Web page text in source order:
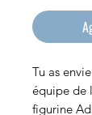
Tu as
équipe de
figurine